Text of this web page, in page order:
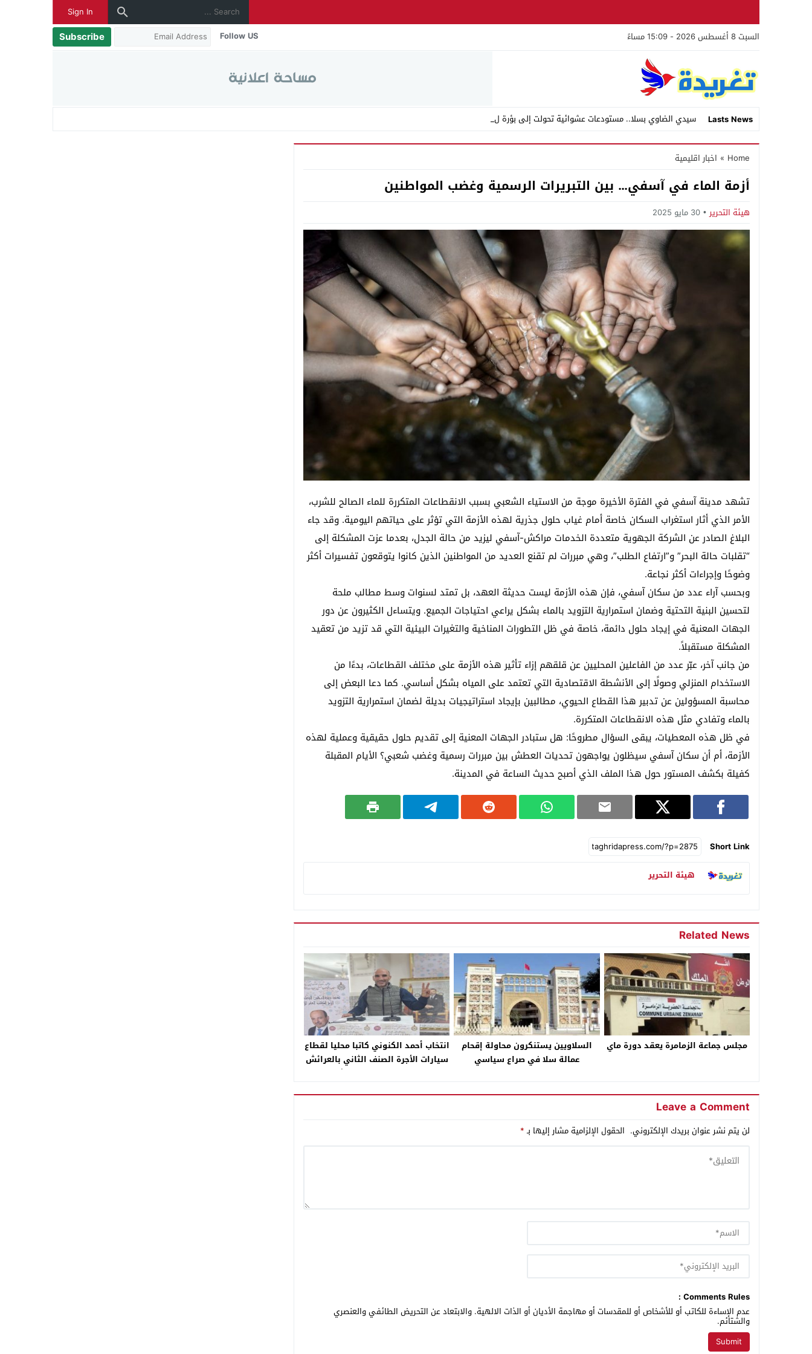
Sign In
السبت 8 أغسطس 2026 - 15:09 مساءً
Follow US
Subscribe
Lasts News
سيدي الضاوي بسلا.. مستودعات عشوائية تحولت إلى بؤرة للفوضى وال _
Stop
Previous
Next
Home
» اخبار اقليمية
أزمة الماء في آسفي… بين التبريرات الرسمية وغضب المواطنين
هيئة التحرير 30 مايو 2025
تشهد مدينة آسفي في الفترة الأخيرة موجة من الاستياء الشعبي بسبب الانقطاعات المتكررة للماء الصالح للشرب،
الأمر الذي أثار استغراب السكان خاصة أمام غياب حلول جذرية لهذه الأزمة التي تؤثر على حياتهم اليومية. وقد جاء
البلاغ الصادر عن الشركة الجهوية متعددة الخدمات مراكش-آسفي ليزيد من حالة الجدل، بعدما عزت المشكلة إلى
“تقلبات حالة البحر” و”ارتفاع الطلب”، وهي مبررات لم تقنع العديد من المواطنين الذين كانوا يتوقعون تفسيرات أكثر
وضوحًا وإجراءات أكثر نجاعة.
وبحسب آراء عدد من سكان آسفي، فإن هذه الأزمة ليست حديثة العهد، بل تمتد لسنوات وسط مطالب ملحة
لتحسين البنية التحتية وضمان استمرارية التزويد بالماء بشكل يراعي احتياجات الجميع. ويتساءل الكثيرون عن دور
الجهات المعنية في إيجاد حلول دائمة، خاصة في ظل التطورات المناخية والتغيرات البيئية التي قد تزيد من تعقيد
المشكلة مستقبلاً.
من جانب آخر، عبّر عدد من الفاعلين المحليين عن قلقهم إزاء تأثير هذه الأزمة على مختلف القطاعات، بدءًا من
الاستخدام المنزلي وصولًا إلى الأنشطة الاقتصادية التي تعتمد على المياه بشكل أساسي. كما دعا البعض إلى
محاسبة المسؤولين عن تدبير هذا القطاع الحيوي، مطالبين بإيجاد استراتيجيات بديلة لضمان استمرارية التزويد
بالماء وتفادي مثل هذه الانقطاعات المتكررة.
في ظل هذه المعطيات، يبقى السؤال مطروحًا: هل ستبادر الجهات المعنية إلى تقديم حلول حقيقية وعملية لهذه
الأزمة، أم أن سكان آسفي سيظلون يواجهون تحديات العطش بين مبررات رسمية وغضب شعبي؟ الأيام المقبلة
كفيلة بكشف المستور حول هذا الملف الذي أصبح حديث الساعة في المدينة.
Short Link
هيئة التحرير
Related News
مجلس جماعة الزمامرة يعقد دورة ماي
السلاويين يستنكرون محاولة إقحام
عمالة سلا في صراع سياسي
انتخاب أحمد الكنوني كاتبا محليا لقطاع
سيارات الأجرة الصنف الثاني بالعرائش
تحت لواء الاتحاد العام للشغالين
Leave a Comment
لن يتم نشر عنوان بريدك الإلكتروني. الحقول الإلزامية مشار إليها بـ*
Comments Rules :
عدم الإساءة للكاتب أو للأشخاص أو للمقدسات أو مهاجمة الأديان أو الذات الالهية. والابتعاد عن التحريض الطائفي والعنصري
والشتائم.